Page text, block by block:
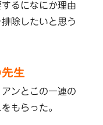
るになにか理由
除したいと思う
生
ンとこの一連の
もらった。